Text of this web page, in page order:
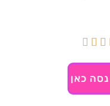



כאן